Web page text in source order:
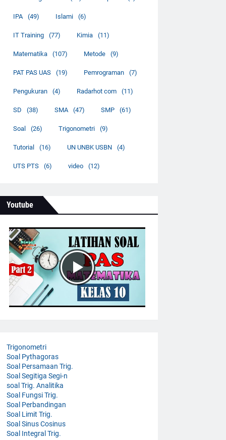
IPA (49) Islami (6)
IT Training (77) Kimia (11)
Matematika (107) Metode (9)
PAT PAS UAS (19) Pemrograman (7)
Pengukuran (4) Radarhot com (11)
SD (38) SMA (47) SMP (61)
Soal (26) Trigonometri (9)
Tutorial (16) UN UNBK USBN (4)
UTS PTS (6) video (12)
Youtube
Trigonometri
Soal Pythagoras
Soal Persamaan Trig.
Soal Segitiga Segi-n
soal Trig. Analitika
Soal Fungsi Trig.
Soal Perbandingan
Soal Limit Trig.
Soal Sinus Cosinus
Soal Integral Trig.